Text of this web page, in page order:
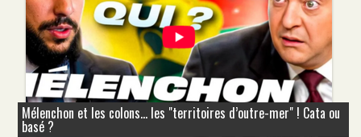
Mélenchon et les colons... les "territoires d’outre-mer" ! Cata ou
basé ?